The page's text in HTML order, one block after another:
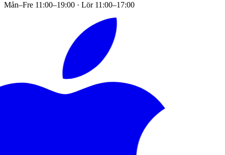
Mån–Fre 11:00–19:00 · Lör 11:00–17:00